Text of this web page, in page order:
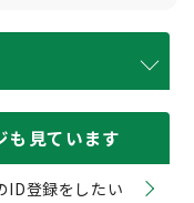
も見ています
ID登録をしたい